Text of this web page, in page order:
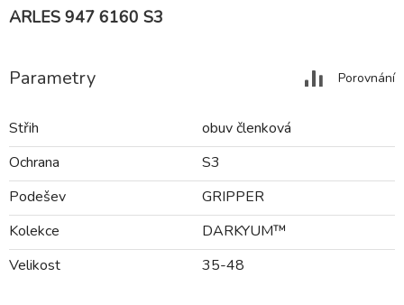
ARLES 947 6160 S3
Parametry Porovnání
Střih
obuv členková
Ochrana
S3
Podešev
GRIPPER
Kolekce
DARKYUM™
Velikost
35-48